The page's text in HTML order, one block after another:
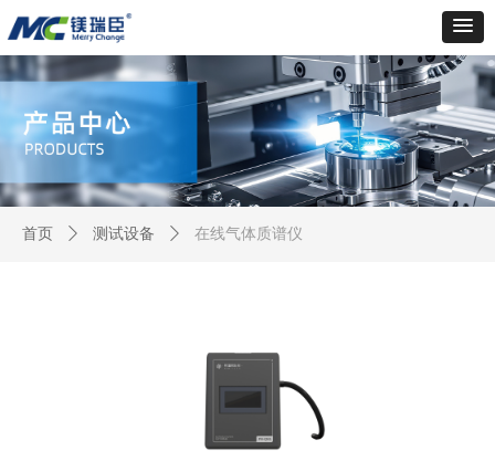
首页 ꄲ 测试设备 ꄲ 在线气体质谱仪